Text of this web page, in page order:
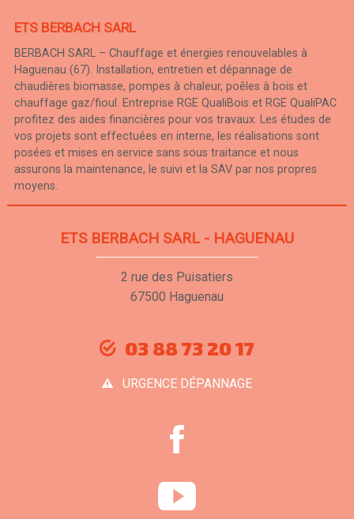
ETS BERBACH SARL
BERBACH SARL – Chauffage et énergies renouvelables à
Haguenau (67). Installation, entretien et dépannage de
chaudières biomasse, pompes à chaleur, poêles à bois et
chauffage gaz/fioul. Entreprise RGE QualiBois et RGE QualiPAC
profitez des aides financières pour vos travaux. Les études de
vos projets sont effectuées en interne, les réalisations sont
posées et mises en service sans sous traitance et nous
assurons la maintenance, le suivi et la SAV par nos propres
moyens.
ETS BERBACH SARL - HAGUENAU
2 rue des Puisatiers
67500 Haguenau
03 88 73 20 17
URGENCE DÉPANNAGE